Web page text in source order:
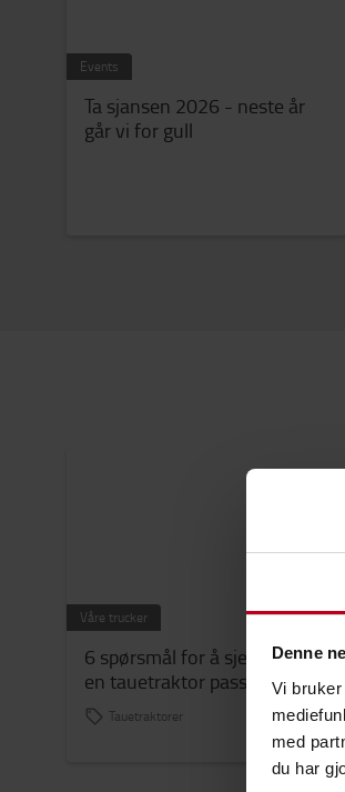
Denne
Vi
med
du har
Events
Ta sjansen 2026 - neste år
går vi for gull
Våre trucker
6 spørsmål for å sjekke om
en tauetraktor passer for deg
Tauetraktorer